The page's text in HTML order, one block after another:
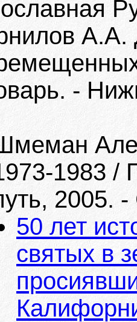
А.А.
-
1983 /
2005.
50 лет
святых в